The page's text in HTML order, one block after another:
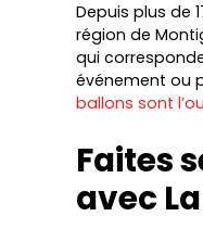
Depuis plus de
région de
qui
événement ou
ballons sont
Faites
avec